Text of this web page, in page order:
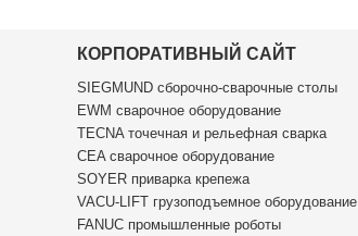
КОРПОРАТИВНЫЙ САЙТ
SIEGMUND cборочно-сварочные столы
EWM сварочное оборудование
TECNA точечная и рельефная сварка
CEA сварочное оборудование
SOYER приварка крепежа
VACU-LIFT грузоподъемное оборудование
FANUC промышленные роботы